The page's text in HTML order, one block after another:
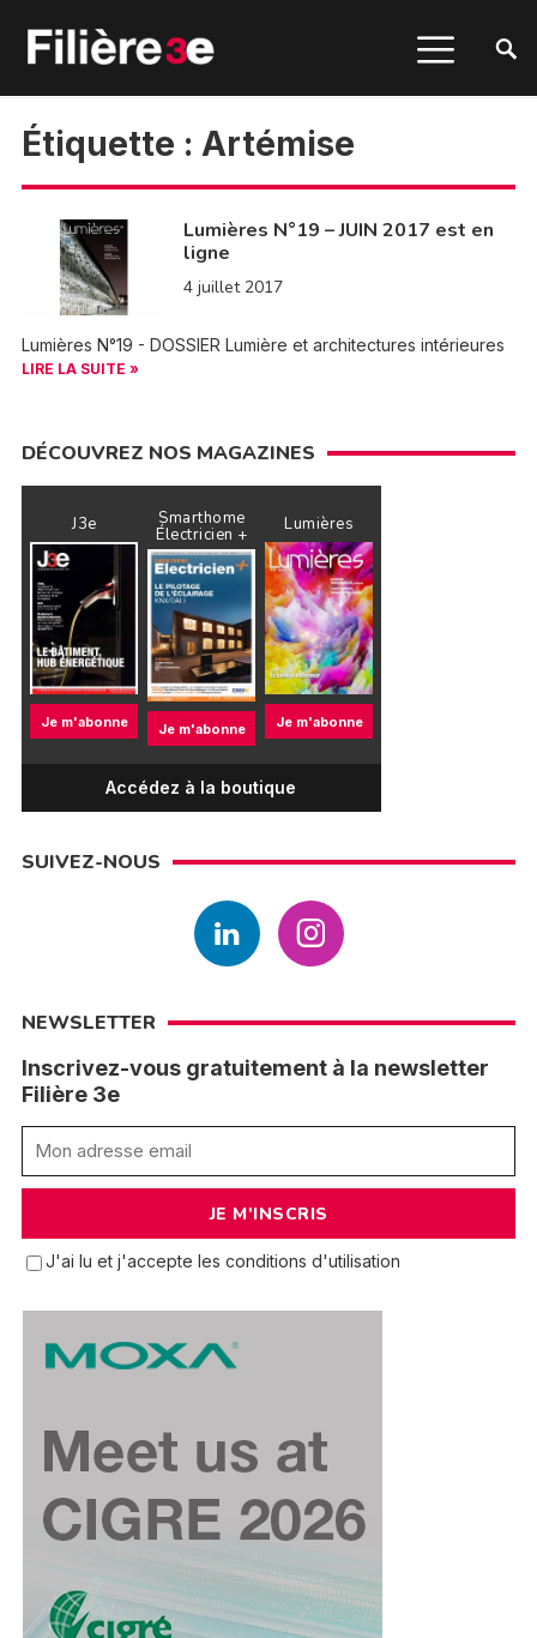
Étiquette : Artémise
Lumières N°19 – JUIN 2017 est en
ligne
4 juillet 2017
Lumières N°19 - DOSSIER Lumière et architectures intérieures
LIRE LA SUITE »
DÉCOUVREZ NOS MAGAZINES
J3e
Je m'abonne
Smarthome
Électricien +
Je m'abonne
Lumières
Je m'abonne
Accédez à la boutique
SUIVEZ-NOUS
NEWSLETTER
Inscrivez-vous gratuitement à la newsletter
Filière 3e
J'ai lu et j'accepte les conditions d'utilisation